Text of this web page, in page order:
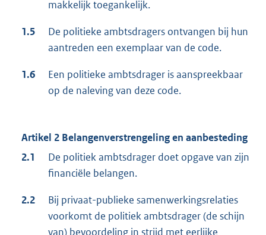
makkelijk toegankelijk.
1.5
De politieke ambtsdragers ontvangen bij hun
aantreden een exemplaar van de code.
1.6
Een politieke ambtsdrager is aanspreekbaar
op de naleving van deze code.
Artikel 2 Belangenverstrengeling en aanbesteding
2.1
De politiek ambtsdrager doet opgave van zijn
financiële belangen.
2.2
Bij privaat-publieke samenwerkingsrelaties
voorkomt de politiek ambtsdrager (de schijn
van) bevoordeling in strijd met eerlijke